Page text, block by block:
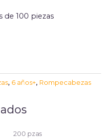
de 100 piezas
, 6 años+, Rompecabezas
200 pzas